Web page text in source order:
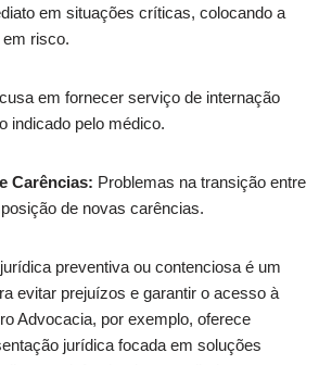
em situações críticas, colocando a
risco.
em fornecer serviço de internação
indicado pelo médico.
Carências: Problemas na transição entre
de novas carências.
preventiva ou contenciosa é um
evitar prejuízos e garantir o acesso à
Advocacia, por exemplo, oferece
jurídica focada em soluções